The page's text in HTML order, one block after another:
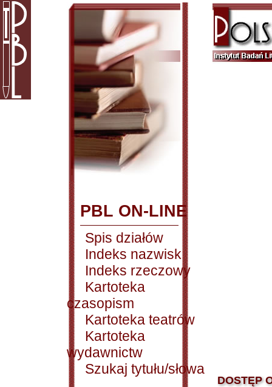
PBL ON-LINE
Spis działów
Indeks nazwisk
Indeks rzeczowy
Kartoteka
czasopism
Kartoteka teatrów
Kartoteka
wydawnictw
Szukaj tytułu/słowa
DOSTĘP